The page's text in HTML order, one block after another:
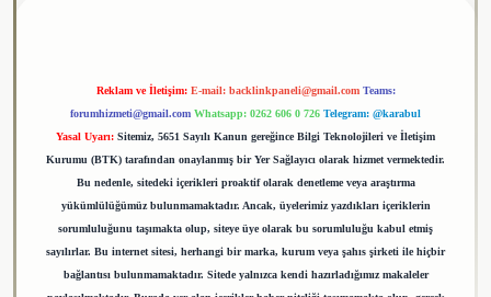
Reklam ve İletişim: E-mail: backlinkpaneli@gmail.com Teams:
forumhizmeti@gmail.com Whatsapp: 0262 606 0 726 Telegram: @karabul
Yasal Uyarı: Sitemiz, 5651 Sayılı Kanun gereğince Bilgi Teknolojileri ve İletişim
Kurumu (BTK) tarafından onaylanmış bir Yer Sağlayıcı olarak hizmet vermektedir.
Bu nedenle, sitedeki içerikleri proaktif olarak denetleme veya araştırma
yükümlülüğümüz bulunmamaktadır. Ancak, üyelerimiz yazdıkları içeriklerin
sorumluluğunu taşımakta olup, siteye üye olarak bu sorumluluğu kabul etmiş
sayılırlar. Bu internet sitesi, herhangi bir marka, kurum veya şahıs şirketi ile hiçbir
bağlantısı bulunmamaktadır. Sitede yalnızca kendi hazırladığımız makaleler